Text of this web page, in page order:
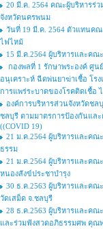
20 มี.ค. 2564 คณะผู้บริหารร่
จังหวัดนครพนม
วันที่ 19 มี.ค. 2564 ตัวแทนค
ไฟไหม้
15 มี.ค.2564 ผู้บริหารและค
กองพลที่ 1 รักษาพระองค์ ศูน
อนุเคราะห์ ฉีดพ่นยาฆ่าเชื้อ โร
การแพร่ระบาดของโรคติดเชื้อ
องค์การบริหารส่วนจังหวัดชล
ชลบุรี ตามมาตรการป้องกันและ
((COVID 19)
21 ม.ค.2564 ผู้บริหารและค
ธรรม
21 ม.ค.2564 ผู้บริหารและค
หนองสังข์ประชาบำรุง
30 ธ.ค.2563 ผู้บริหารและค
วัดเสม็ด จ.ชลบุรี
28 ธ.ค.2563 ผู้บริหารและคณ
และร่วมฟังสวดอภิธรรมศพ คุณ